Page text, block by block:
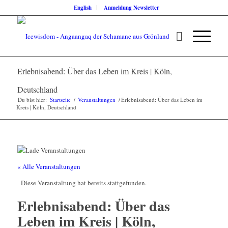
English Anmeldung Newsletter
Erlebnisabend: Über das Leben im Kreis | Köln,
Deutschland
Du bist hier: Startseite / Veranstaltungen /Erlebnisabend: Über das Leben im
Kreis | Köln, Deutschland
« Alle Veranstaltungen
Diese Veranstaltung hat bereits stattgefunden.
Erlebnisabend: Über das
Leben im Kreis | Köln,